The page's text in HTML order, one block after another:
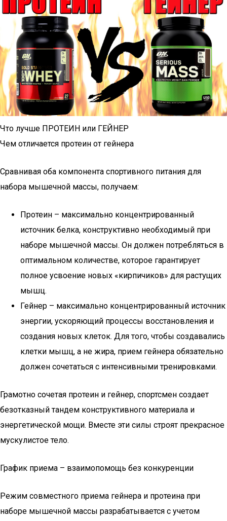
Что лучше ПРОТЕИН или ГЕЙНЕР
Чем отличается протеин от гейнера
Сравнивая оба компонента спортивного питания для
набора мышечной массы, получаем:
Протеин – максимально концентрированный
источник белка, конструктивно необходимый при
наборе мышечной массы. Он должен потребляться в
оптимальном количестве, которое гарантирует
полное усвоение новых «кирпичиков» для растущих
мышц.
Гейнер – максимально концентрированный источник
энергии, ускоряющий процессы восстановления и
создания новых клеток. Для того, чтобы создавались
клетки мышц, а не жира, прием гейнера обязательно
должен сочетаться с интенсивными тренировками.
Грамотно сочетая протеин и гейнер, спортсмен создает
безотказный тандем конструктивного материала и
энергетической мощи. Вместе эти силы строят прекрасное
мускулистое тело.
График приема – взаимопомощь без конкуренции
Режим совместного приема гейнера и протеина при
наборе мышечной массы разрабатывается с учетом